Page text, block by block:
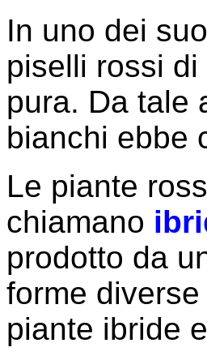
In uno dei
piselli rossi
pura. Da tale
bianchi ebbe
Le piante
chiamano
prodotto da
forme
piante ibride